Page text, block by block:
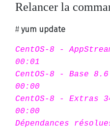
Relancer la
# yum update
CentOS-8 -
00:01
CentOS-8 - Base
00:00
CentOS-8 - Extras
00:00
Dépendances